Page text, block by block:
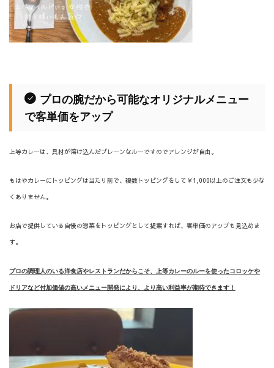
プロの腕だから可能なオリジナルメニュー
で客単価をアップ
上等カレーは、具材が溶け込んだプレーンなルーですのでアレンジが自由。
もはやカレーにトッピングは当たり前で、複数トッピングをして￥1,000以上のご注文も少な
くありません。
お店で提供している自慢の惣菜をトッピングとして提案すれば、客単価のアップも見込めま
す。
プロの調理人のいる洋食店やレストランだからこそ、上等カレーのルーを使ったコロッケや
ドリアなど付加価値の高いメニュー開発により、より高い利益率が期待できます！